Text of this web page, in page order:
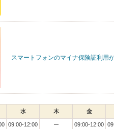
スマートフォンのマイナ保険証利用
水 木 金
09:00-12:00 ー 09:00-12:00